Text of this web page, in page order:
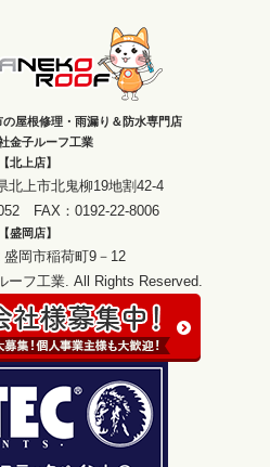
屋根修理・雨漏り＆防水専門店
金子ルーフ工業
【北上店】
北上市北鬼柳19地割42-4
FAX：0192-22-8006
【盛岡店】
盛岡市稲荷町9－12
ーフ工業. All Rights Reserved.